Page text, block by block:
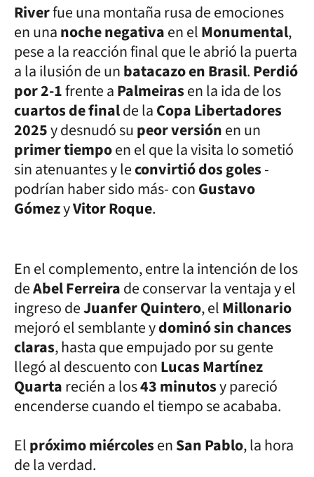
Riverfue una montaña rusa de emociones
en unanoche negativaen elMonumental,
pese a la reacción final que le abrió la puerta
a la ilusión de unbatacazo en Brasil.Perdió
por 2-1frente aPalmeirasen la ida de los
cuartos de finalde laCopa Libertadores
2025y desnudó supeor versiónen un
primer tiempoen el que la visita lo sometió
sin atenuantes y leconvirtió dos goles-
podrían haber sido más- conGustavo
GómezyVitor Roque.
En el complemento, entre la intención de los
deAbel Ferreirade conservar la ventaja y el
ingreso deJuanfer Quintero, elMillonario
mejoró el semblante ydominó sin chances
claras, hasta que empujado por su gente
llegó al descuento conLucas Martínez
Quartarecién a los43 minutosy pareció
encenderse cuando el tiempo se acababa.
Elpróximo miércolesenSan Pablo, la hora
de la verdad.